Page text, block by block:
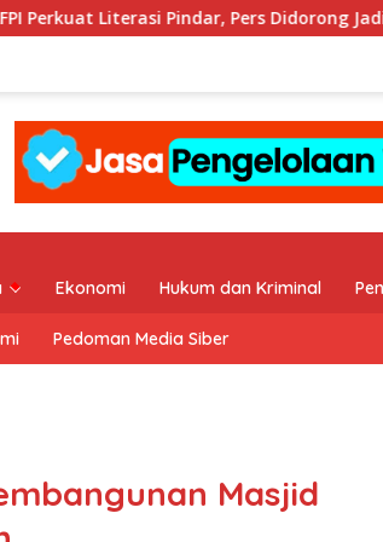
Pers Didorong Jadi Garda Terdepan
Ekonomi Hukum dan Kriminal
Pedoman Media Siber
Masjid